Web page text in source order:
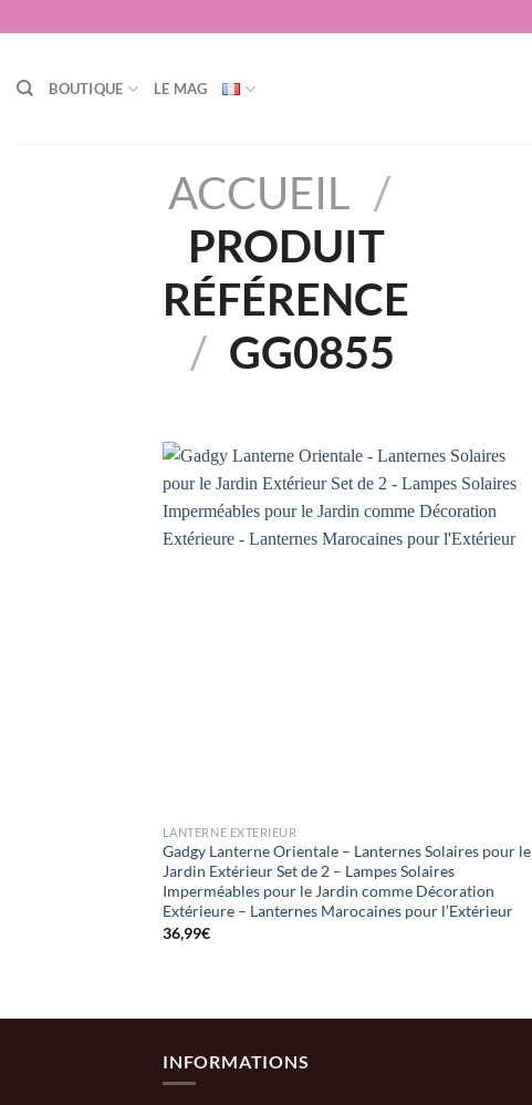
au
BOUTIQUE LE MAG
ACCUEIL /
PRODUIT
RÉFÉRENCE
/ ‎GG0855
LANTERNE EXTERIEUR
Gadgy Lanterne Orientale – Lanternes Solaires pour le
Jardin Extérieur Set de 2 – Lampes Solaires
Imperméables pour le Jardin comme Décoration
Extérieure – Lanternes Marocaines pour l’Extérieur
36,99€
INFORMATIONS